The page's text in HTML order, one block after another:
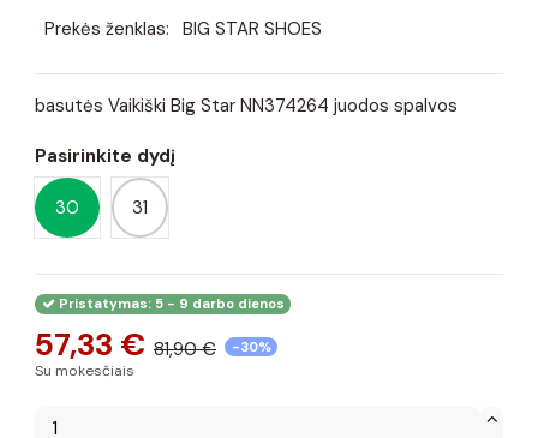
Prekės ženklas: BIG STAR SHOES
basutės Vaikiški Big Star NN374264 juodos spalvos
Pasirinkite dydį
30 31
Pristatymas: 5 - 9 darbo dienos
57,33 € 81,90 € -30%
Su mokesčiais